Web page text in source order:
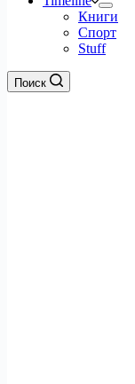
Книги
Спорт
Stuff
Поиск